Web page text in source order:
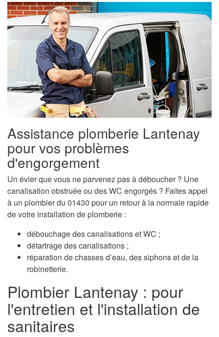
Assistance plomberie Lantenay
pour vos problèmes
d'engorgement
Un évier que vous ne parvenez pas à déboucher ? Une
canalisation obstruée ou des WC engorgés ? Faites appel
à un plombier du 01430 pour un retour à la normale rapide
de votre installation de plomberie :
débouchage des canalisations et WC ;
détartrage des canalisations ;
réparation de chasses d’eau, des siphons et de la
robinetterie.
Plombier Lantenay : pour
l'entretien et l'installation de
sanitaires